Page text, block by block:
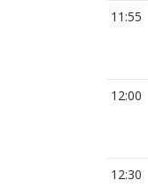
11:55
12:00
12:30